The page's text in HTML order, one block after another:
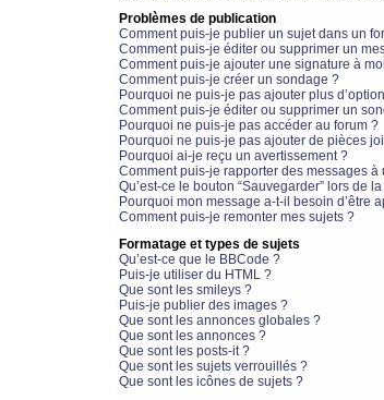
Problèmes de publication
Comment puis-je publier un sujet dans un
Comment puis-je éditer ou supprimer un
Comment puis-je ajouter une signature à
Comment puis-je créer un sondage ?
Pourquoi ne puis-je pas ajouter plus
Comment puis-je éditer ou supprimer un
Pourquoi ne puis-je pas accéder au forum ?
Pourquoi ne puis-je pas ajouter de pièces
Pourquoi ai-je reçu un avertissement ?
Comment puis-je rapporter des messages à
Qu’est-ce le bouton “Sauvegarder” lors de
Pourquoi mon message a-t-il besoin d’être
Comment puis-je remonter mes sujets ?
Formatage et types de sujets
Qu’est-ce que le BBCode ?
Puis-je utiliser du HTML ?
Que sont les smileys ?
Puis-je publier des images ?
Que sont les annonces globales ?
Que sont les annonces ?
Que sont les posts-it ?
Que sont les sujets verrouillés ?
Que sont les icônes de sujets ?